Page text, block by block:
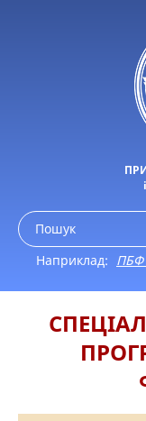
Наприклад: ПБФ